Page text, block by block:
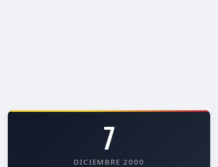
7
DICIEMBRE 2000